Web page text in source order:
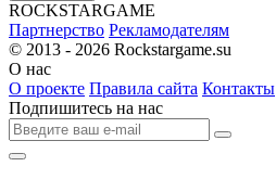
ROCKSTARGAME
Партнерство Рекламодателям
© 2013 - 2026 Rockstargame.su
О нас
О проекте Правила сайта Контакты
Подпишитесь на нас